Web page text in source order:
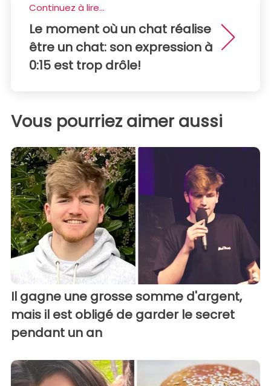
Continuez à lire...
Le moment où un chat réalise
être un chat: son expression à
0:15 est trop drôle!
Vous pourriez aimer aussi
Il gagne une grosse somme d'argent,
mais il est obligé de garder le secret
pendant un an